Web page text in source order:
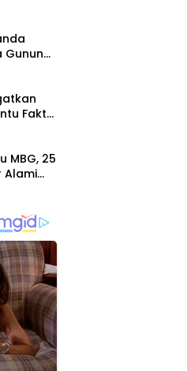
Gunung
Fakta,
MBG, 25
Alami